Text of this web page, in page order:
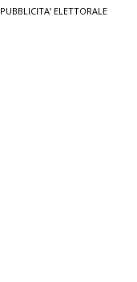
PUBBLICITA’ ELETTORALE